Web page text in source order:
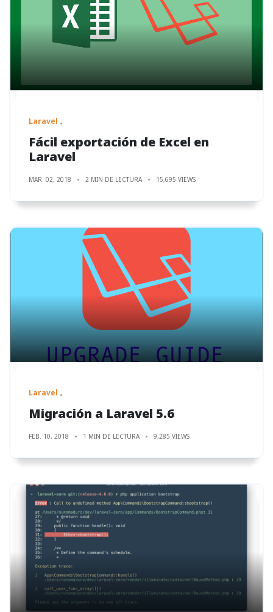
Laravel
Fácil exportación de Excel en
Laravel
MAR. 02, 2018 2 MIN DE LECTURA 15,695 VIEWS
Laravel
Migración a Laravel 5.6
FEB. 10, 2018 1 MIN DE LECTURA 9,285 VIEWS